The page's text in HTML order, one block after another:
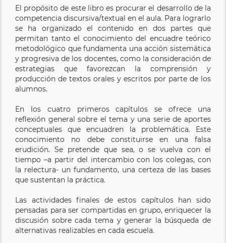
El propósito de este libro es procurar el desarrollo de la
competencia discursiva/textual en el aula. Para lograrlo
se ha organizado el contenido en dos partes que
permitan tanto el conocimiento del encuadre teórico
metodológico que fundamenta una acción sistemática
y progresiva de los docentes, como la consideración de
estrategias que favorezcan la comprensión y
producción de textos orales y escritos por parte de los
alumnos.
En los cuatro primeros capítulos se ofrece una
reflexión general sobre el tema y una serie de aportes
conceptuales que encuadren la problemática. Este
conocimiento no debe constituirse en una falsa
erudición. Se pretende que sea, o se vuelva con el
tiempo –a partir del intercambio con los colegas, con
la relectura- un fundamento, una certeza de las bases
que sustentan la práctica.
Las actividades finales de estos capítulos han sido
pensadas para ser compartidas en grupo, enriquecer la
discusión sobre cada tema y generar la búsqueda de
alternativas realizables en cada escuela.